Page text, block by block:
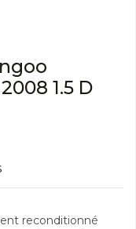
1.5 D
reconditionné